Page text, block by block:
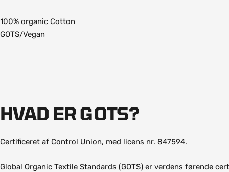
100% organic Cotton
GOTS/Vegan
HVAD ER GOTS?
Certificeret af Control Union, med licens nr. 847594.
Global Organic Textile Standards (GOTS) er verdens førende